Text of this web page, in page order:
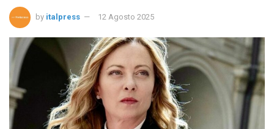
by italpress 12 Agosto 2025